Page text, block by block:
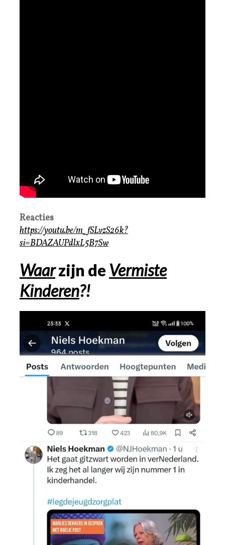
Reacties
https://youtu.be/m_fSLvzS26k?
si=BDAZAUPdlxL5B7Sw
Waarzijn de Vermiste
Kinderen?!